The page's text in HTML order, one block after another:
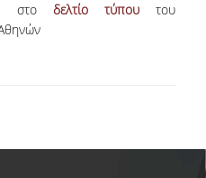
στοδελτίο τύπου του